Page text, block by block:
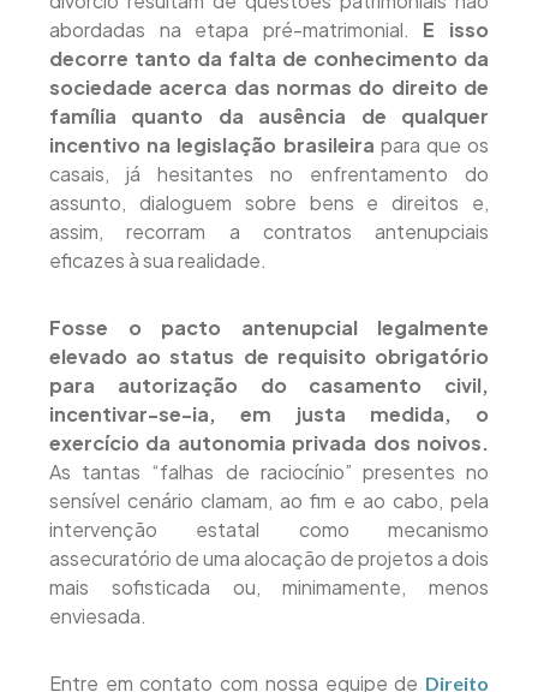
abordadas na etapa pré-matrimonial. E isso
decorre tanto da falta de conhecimento da
sociedade acerca das normas do direito de
família quanto da ausência de qualquer
incentivo na legislação brasileira para que os
casais, já hesitantes no enfrentamento do
assunto, dialoguem sobre bens e direitos e,
assim, recorram a contratos antenupciais
eficazes à sua realidade.
Fosse o pacto antenupcial legalmente
elevado ao status de requisito obrigatório
para autorização do casamento civil,
incentivar-se-ia, em justa medida, o
exercício da autonomia privada dos noivos.
As tantas “falhas de raciocínio” presentes no
sensível cenário clamam, ao fim e ao cabo, pela
intervenção estatal como mecanismo
assecuratório de uma alocação de projetos a dois
mais sofisticada ou, minimamente, menos
enviesada.
Entre em contato com nossa equipe de Direito